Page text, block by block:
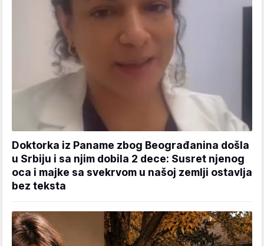
Doktorka iz Paname zbog Beograđanina došla
u Srbiju i sa njim dobila 2 dece: Susret njenog
oca i majke sa svekrvom u našoj zemlji ostavlja
bez teksta